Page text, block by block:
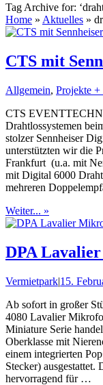
Tag Archive for:
Home » Aktuelles »
CTS mit
Allgemein, Projekte +
CTS
Drahtlossystemen
stolzer Sennheiser
unterstützten wir die
Frankfurt (u.a. mit
mit Digital 6000
mehreren
Weiter... »
DPA
Vermietpark|15.
Ab sofort in großer
4080 Lavalier
Miniature Serie
Oberklasse mit
einem integrierten
Stecker)
hervorragend für …